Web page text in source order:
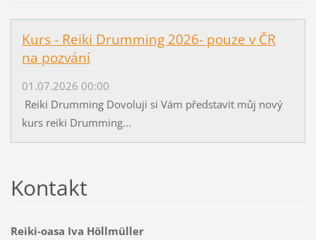
Kurs - Reiki Drumming 2026- pouze v ČR
na pozvání
01.07.2026 00:00
Reiki Drumming Dovoluji si Vám představit můj nový
kurs reiki Drumming...
Kontakt
Reiki-oasa Iva Höllmüller